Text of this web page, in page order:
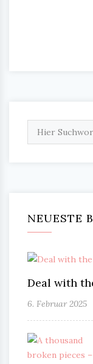
NEUESTE
Deal with
6. Februar 2025